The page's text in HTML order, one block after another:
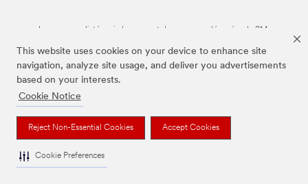
This website uses cookies on your device to enhance site
navigation, analyze site usage, and deliver you advertisements
based on your interests.
Cookie Notice
Reject Non-Essential Cookies Accept Cookies
Cookie Preferences
Les marques listées ci-dessus sont des marques déposées de 3M.